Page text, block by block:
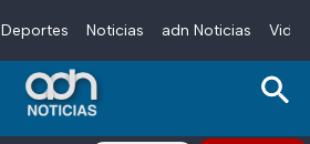
Deportes Noticias adn Noticias